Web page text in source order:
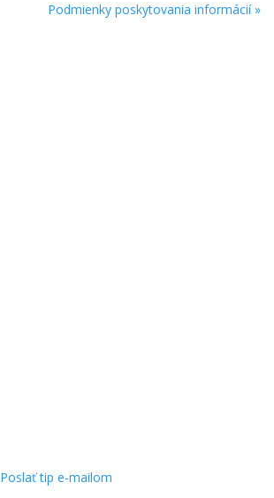
Podmienky poskytovania informácií »
Poslať tip e-mailom